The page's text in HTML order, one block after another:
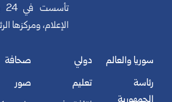
الإعلام، ومركزها
سوريا والعالم
رئاسة
دولي
تعليم
صحافة
صور